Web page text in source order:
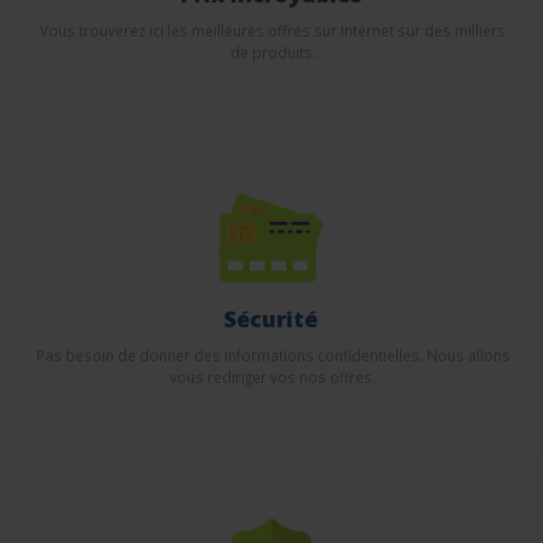
Sécurité